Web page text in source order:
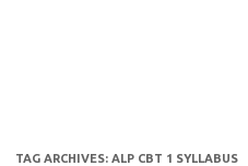
TAG ARCHIVES: ALP CBT 1 SYLLABUS